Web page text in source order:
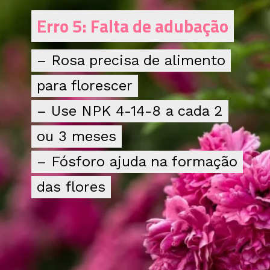
– Rosa precisa de alimento
para florescer
– Use NPK 4-14-8 a cada 2
ou 3 meses
– Fósforo ajuda na formação
das flores
– Rosa precisa de alimento
para florescer
– Use NPK 4-14-8 a cada 2
ou 3 meses
– Fósforo ajuda na formação
das flores
Erro 5: Falta de adubação
Erro 5: Falta de adubação